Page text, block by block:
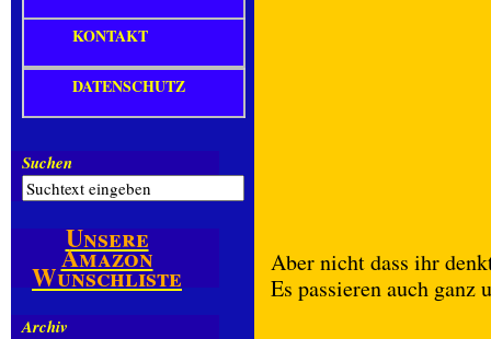
Aber nicht dass ihr
Es passieren auch
KONTAKT
DATENSCHUTZ
Suchen
Unsere
Amazon
Wunschliste
Archiv